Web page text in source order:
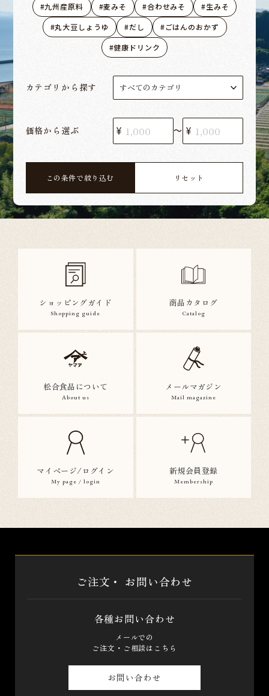
九州産原料
麦みそ 合わせみそ
生みそ
丸大豆しょうゆ
だし
ごはんのおかず
健康ドリンク
カテゴリから探す
価格から選ぶ 〜
この条件で絞り込む リセット
ショッピングガイド
Shopping guide
商品カタログ
Catalog
松合食品について
About us
メールマガジン
Mail magazine
マイページ/ログイン
My page / login
新規会員登録
Membership
ご注文・ お問い合わせ
各種お問い合わせ
メールでの
ご注文・ご相談はこちら
お問い合わせ